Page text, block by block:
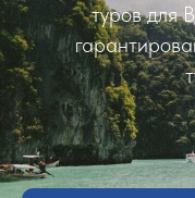
туров для